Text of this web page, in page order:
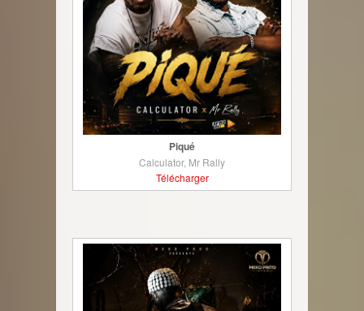
Piqué
Calculator, Mr Rally
Télécharger